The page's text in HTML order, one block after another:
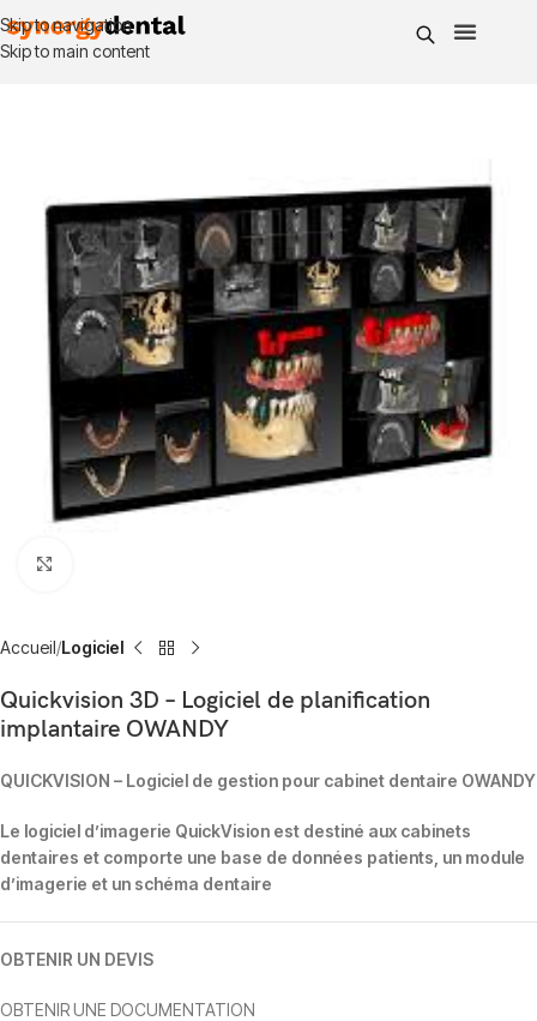
Skip to navigation
Skip to main content
Accueil Logiciel
Quickvision 3D – Logiciel de planification
implantaire OWANDY
QUICKVISION – Logiciel de gestion pour cabinet dentaire OWANDY
Le logiciel d’imagerie QuickVision est destiné aux cabinets
dentaires et comporte une base de données patients, un module
d’imagerie et un schéma dentaire
OBTENIR UN DEVIS
OBTENIR UNE DOCUMENTATION